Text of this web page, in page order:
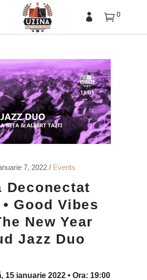
0
7, 2022 Events
Deconectat
Good Vibes
New Year
Jazz Duo
15 ianuarie 2022 • Ora: 19:00